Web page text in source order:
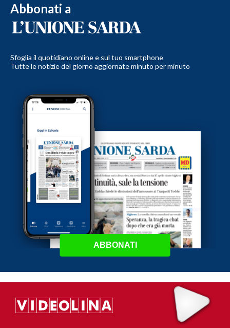
Abbonati a
Sfoglia il quotidiano online e sul tuo smartphone
Tutte le notizie del giorno aggiornate minuto per minuto
ABBONATI